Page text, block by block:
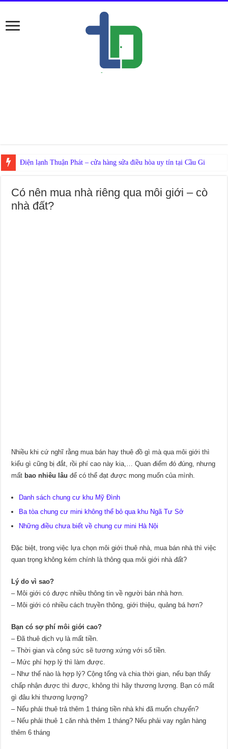
Nếu ở Đ
Có nên mua nhà riêng qua môi giới – cò
nhà đất?
Nhiều khi cứ nghĩ rằng mua bán hay thuê đồ gì mà qua môi giới thì
kiểu gì cũng bị đắt, rồi phí cao này kia,… Quan điểm đó đúng, nhưng
mất bao nhiêu lâu để có thể đạt được mong muốn của mình.
Danh sách chung cư khu Mỹ Đình
Ba tòa chung cư mini không thể bỏ qua khu Ngã Tư Sở
Những điều chưa biết về chung cư mini Hà Nội
Đặc biệt, trong việc lựa chọn môi giới thuê nhà, mua bán nhà thì việc
quan trọng không kém chính là thông qua môi giới nhà đất?
Lý do vì sao?
– Môi giới có được nhiều thông tin về người bán nhà hơn.
– Môi giới có nhiều cách truyền thông, giới thiệu, quảng bá hơn?
Bạn có sợ phí môi giới cao?
– Đã thuê dịch vụ là mất tiền.
– Thời gian và công sức sẽ tương xứng với số tiền.
– Mức phí hợp lý thì làm được.
– Như thế nào là hợp lý? Cộng tổng và chia thời gian, nếu bạn thấy
chấp nhận được thì được, không thì hãy thương lượng. Bạn có mất
gì đâu khi thương lượng?
– Nếu phải thuê trả thêm 1 tháng tiền nhà khi đã muốn chuyển?
– Nếu phải thuê 1 căn nhà thêm 1 tháng? Nếu phải vay ngân hàng
thêm 6 tháng